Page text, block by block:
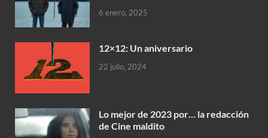
6 enero, 2025
12×12: Un aniversario
22 julio, 2024
Lo mejor de 2023 por… la redacción
de Cine maldito